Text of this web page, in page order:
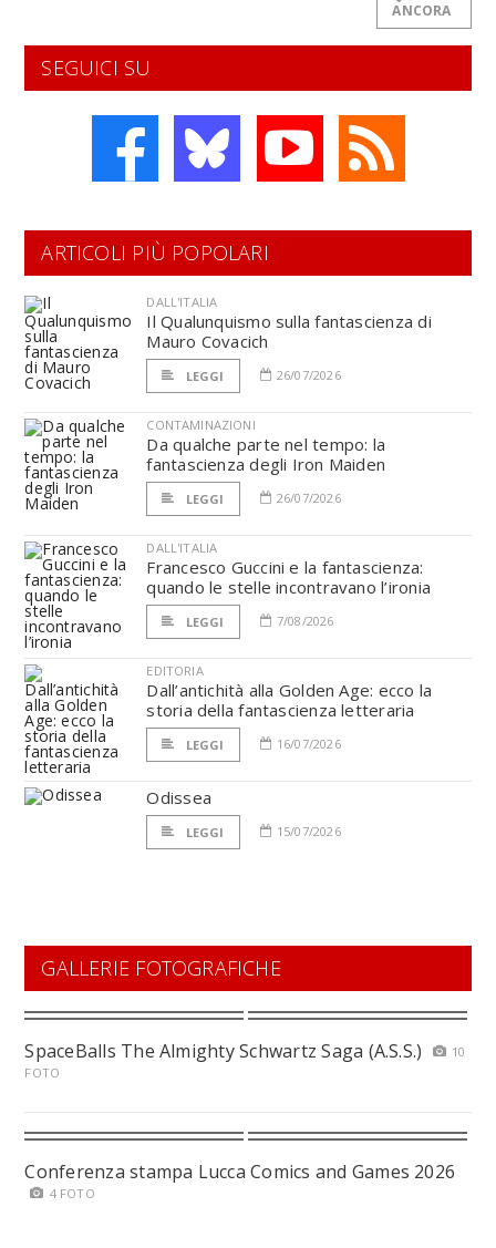
ANCORA
SEGUICI SU
ARTICOLI PIÙ POPOLARI
DALL'ITALIA
Il Qualunquismo sulla fantascienza di
Mauro Covacich
LEGGI 26/07/2026
CONTAMINAZIONI
Da qualche parte nel tempo: la
fantascienza degli Iron Maiden
LEGGI 26/07/2026
DALL'ITALIA
Francesco Guccini e la fantascienza:
quando le stelle incontravano l’ironia
LEGGI 7/08/2026
EDITORIA
Dall’antichità alla Golden Age: ecco la
storia della fantascienza letteraria
LEGGI 16/07/2026
Odissea
LEGGI 15/07/2026
GALLERIE FOTOGRAFICHE
SpaceBalls The Almighty Schwartz Saga (A.S.S.)
10
FOTO
Conferenza stampa Lucca Comics and Games 2026
4 FOTO